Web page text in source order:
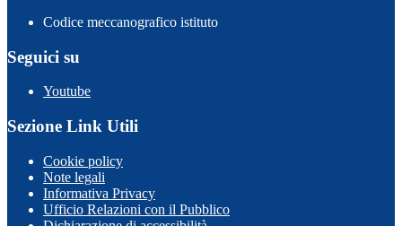
Codice meccanografico istituto
Seguici su
Youtube
Sezione Link Utili
Cookie policy
Note legali
Informativa Privacy
Ufficio Relazioni con il Pubblico